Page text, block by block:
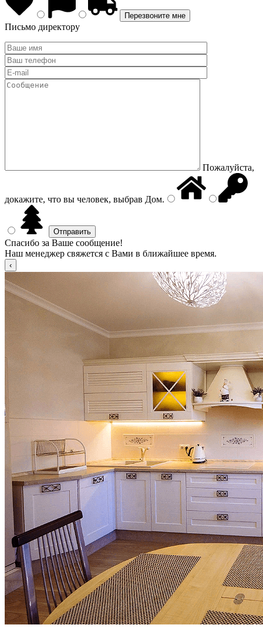
Письмо директору
Пожалуйста,
докажите, что вы человек, выбрав Дом.
Спасибо за Ваше сообщение!
Наш менеджер свяжется с Вами в ближайшее время.